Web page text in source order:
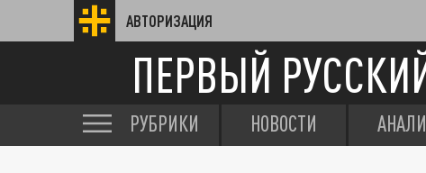
АВТОРИЗАЦИЯ
ПЕРВЫЙ
РУБРИКИ НОВОСТИ